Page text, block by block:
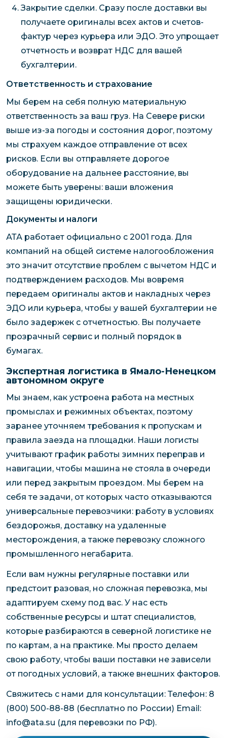
Закрытие сделки. Сразу после доставки вы
получаете оригиналы всех актов и счетов-
фактур через курьера или ЭДО. Это упрощает
отчетность и возврат НДС для вашей
бухгалтерии.
Ответственность и страхование
Мы берем на себя полную материальную
ответственность за ваш груз. На Севере риски
выше из-за погоды и состояния дорог, поэтому
мы страхуем каждое отправление от всех
рисков. Если вы отправляете дорогое
оборудование на дальнее расстояние, вы
можете быть уверены: ваши вложения
защищены юридически.
Документы и налоги
АТА работает официально с 2001 года. Для
компаний на общей системе налогообложения
это значит отсутствие проблем с вычетом НДС и
подтверждением расходов. Мы вовремя
передаем оригиналы актов и накладных через
ЭДО или курьера, чтобы у вашей бухгалтерии не
было задержек с отчетностью. Вы получаете
прозрачный сервис и полный порядок в
бумагах.
Экспертная логистика в Ямало-Ненецком
автономном округе
Мы знаем, как устроена работа на местных
промыслах и режимных объектах, поэтому
заранее уточняем требования к пропускам и
правила заезда на площадки. Наши логисты
учитывают график работы зимних переправ и
навигации, чтобы машина не стояла в очереди
или перед закрытым проездом. Мы берем на
себя те задачи, от которых часто отказываются
универсальные перевозчики: работу в условиях
бездорожья, доставку на удаленные
месторождения, а также перевозку сложного
промышленного негабарита.
Если вам нужны регулярные поставки или
предстоит разовая, но сложная перевозка, мы
адаптируем схему под вас. У нас есть
собственные ресурсы и штат специалистов,
которые разбираются в северной логистике не
по картам, а на практике. Мы просто делаем
свою работу, чтобы ваши поставки не зависели
от погодных условий, а также внешних факторов.
Свяжитесь с нами для консультации: Телефон: 8
(800) 500-88-88 (бесплатно по России) Email:
info@ata.su (для перевозки по РФ).